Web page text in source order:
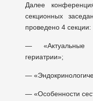
Далее
секционных
проведено 4 секции:
— «Актуальные
гериатрии»;
—
— «Особенности